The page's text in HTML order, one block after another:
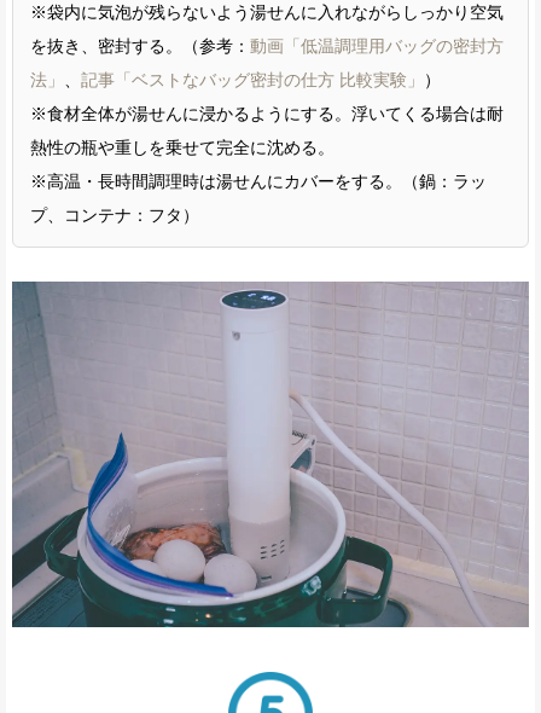
※袋内に気泡が残らないよう湯せんに入れながらしっかり空気
を抜き、密封する。（参考： 動画「低温調理用バッグの密封方
法」
記事「ベストなバッグ密封の仕方 比較実験」
）
※食材全体が湯せんに浸かるようにする。浮いてくる場合は耐
熱性の瓶や重しを乗せて完全に沈める。
※高温・長時間調理時は湯せんにカバーをする。（鍋：ラッ
プ、コンテナ：フタ）